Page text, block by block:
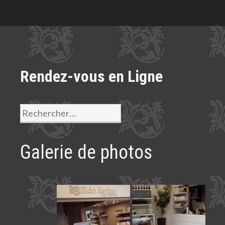
Rendez-vous en Ligne
Rechercher :
Galerie de photos